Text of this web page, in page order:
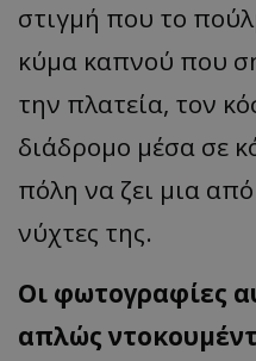
στιγμή που το
κύμα καπνού που
την πλατεία, τον
διάδρομο μέσα σε
πόλη να ζει μια από
νύχτες της.
Οι φωτογραφίες
απλώς ντοκουμέντ